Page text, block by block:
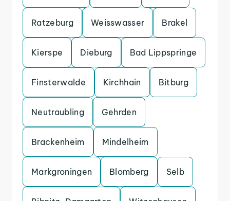
Ratzeburg Weisswasser Brakel
Kierspe Dieburg Bad Lippspringe
Finsterwalde Kirchhain Bitburg
Neutraubling Gehrden
Brackenheim Mindelheim
Markgroningen Blomberg Selb